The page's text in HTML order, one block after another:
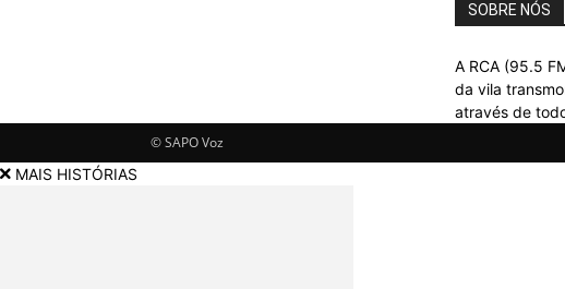
SOBRE NÓS
A RCA (95.5
da vila
através de
© SAPO Voz
MAIS HISTÓRIAS